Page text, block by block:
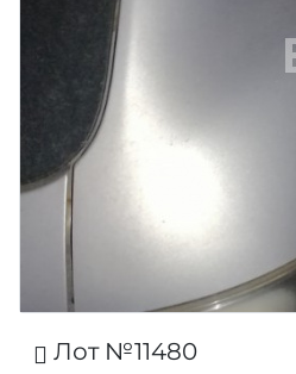
Лот №11480